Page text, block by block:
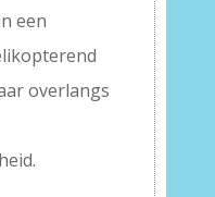
een
overlangs